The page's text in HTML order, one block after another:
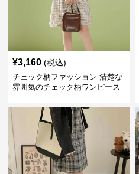
¥3,160 (税込)
チェック柄ファッション 清楚な
雰囲気のチェック柄ワンピース